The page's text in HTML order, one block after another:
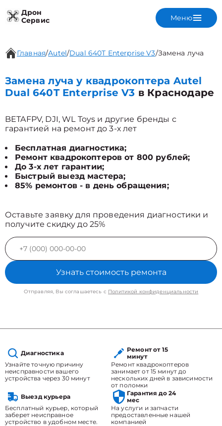
Дрон
Сервис
Меню
Главная/Autel/Dual 640T Enterprise V3/Замена луча
Замена луча у квадрокоптера Autel
Dual 640T Enterprise V3 в Краснодаре
BETAFPV, DJI, WL Toys и другие бренды с
гарантией на ремонт до 3-х лет
Бесплатная диагностика;
Ремонт квадрокоптеров от 800 рублей;
До 3-х лет гарантии;
Быстрый выезд мастера;
85% ремонтов - в день обращения;
Оставьте заявку для проведения диагностики и
получите скидку до 25%
Узнать стоимость ремонта
Отправляя, Вы соглашаетесь с Политикой конфиденциальности
Диагностика
Узнайте точную причину
неисправности вашего
устройства через 30 минут
Ремонт от 15
минут
Ремонт квадрокоптеров
занимает от 15 минут до
нескольких дней в зависимости
от поломки
Выезд курьера
Бесплатный курьер, который
заберет неисправное
устройство в удобном месте.
Гарантия до 24
мес
На услуги и запчасти
предоставленные нашей
компанией